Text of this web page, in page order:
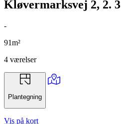
Kløvermarksvej 2, 2. 3
-
91m²
4 værelser
Plantegning
Vis på kort